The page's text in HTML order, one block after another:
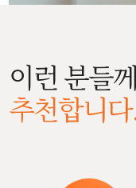
이런 분들
추천합니